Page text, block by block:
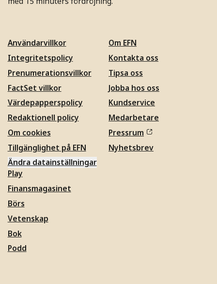
Användarvillkor
Integritetspolicy
Prenumerationsvillkor
FactSet villkor
Värdepapperspolicy
Redaktionell policy
Om cookies
Tillgänglighet på EFN
Ändra datainställningar
Om EFN
Kontakta oss
Tipsa oss
Jobba hos oss
Kundservice
Medarbetare
Pressrum
Nyhetsbrev
Play
Finansmagasinet
Börs
Vetenskap
Bok
Podd